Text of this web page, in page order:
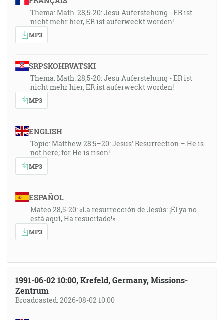
Thema: Math. 28,5-20: Jesu Auferstehung - ER ist
nicht mehr hier, ER ist auferweckt worden!
MP3
SRPSKOHRVATSKI
Thema: Math. 28,5-20: Jesu Auferstehung - ER ist
nicht mehr hier, ER ist auferweckt worden!
MP3
ENGLISH
Topic: Matthew 28:5–20: Jesus’ Resurrection – He is
not here; for He is risen!
MP3
ESPAÑOL
Mateo 28,5-20: «La resurrección de Jesús: ¡Él ya no
está aquí, Ha resucitado!»
MP3
1991-06-02 10:00, Krefeld, Germany, Missions-
Zentrum
Broadcasted: 2026-08-02 10:00